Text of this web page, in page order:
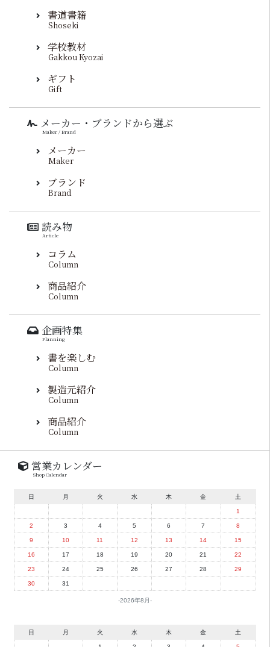
書道書籍
Shoseki
学校教材
Gakkou Kyozai
ギフト
Gift
メーカー・ブランドから選ぶ
Maker / Brand
メーカー
Maker
ブランド
Brand
読み物
Article
コラム
Column
商品紹介
Column
企画特集
Planning
書を楽しむ
Column
製造元紹介
Column
商品紹介
Column
営業カレンダー
Shop Calendar
2026年8月
日 月 火 水 木 金 土
1
2 3 4 5 6 7 8
9 10 11 12 13 14 15
16 17 18 19 20 21 22
23 24 25 26 27 28 29
30 31
日 月 火 水 木 金 土